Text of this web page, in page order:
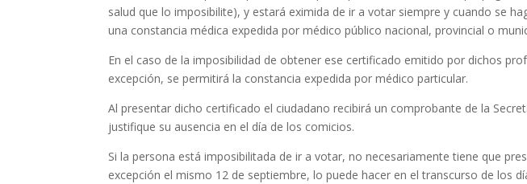
salud que lo imposibilite), y estará eximida de ir a votar siempre y cuando se
una constancia médica expedida por médico público nacional, provincial o
En el caso de la imposibilidad de obtener ese certificado emitido por dichos
excepción, se permitirá la constancia expedida por médico particular.
Al presentar dicho certificado el ciudadano recibirá un comprobante de la
justifique su ausencia en el día de los comicios.
Si la persona está imposibilitada de ir a votar, no necesariamente tiene que
excepción el mismo 12 de septiembre, lo puede hacer en el transcurso de los